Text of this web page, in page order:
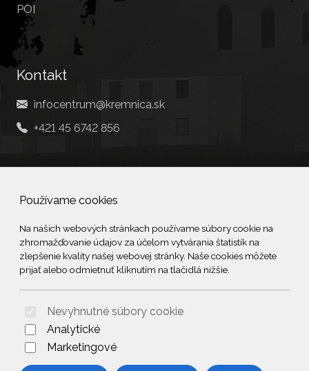
Používame cookies
Na našich webových stránkach používame súbory cookie na
zhromažďovanie údajov za účelom vytvárania štatistík na
zlepšenie kvality našej webovej stránky. Naše cookies môžete
prijať alebo odmietnuť kliknutím na tlačidlá nižšie.
Nevyhnutné súbory cookie
Analytické
Marketingové
POI
Kontakt
infocentrum@kremnica.sk
+421 45 6742 856
Social
Facebook
© 2026 Arrabella s.r.o., mayabella s.r.o., Všetky práva vyhradené.
Hosting: - Web: